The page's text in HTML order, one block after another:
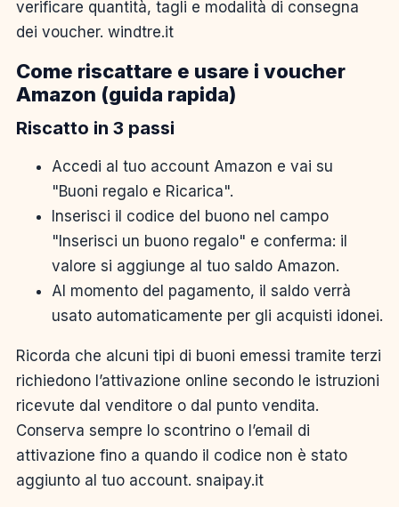
verificare quantità, tagli e modalità di consegna
dei voucher. windtre.it
Come riscattare e usare i voucher
Amazon (guida rapida)
Riscatto in 3 passi
Accedi al tuo account Amazon e vai su
"Buoni regalo e Ricarica".
Inserisci il codice del buono nel campo
"Inserisci un buono regalo" e conferma: il
valore si aggiunge al tuo saldo Amazon.
Al momento del pagamento, il saldo verrà
usato automaticamente per gli acquisti idonei.
Ricorda che alcuni tipi di buoni emessi tramite terzi
richiedono l’attivazione online secondo le istruzioni
ricevute dal venditore o dal punto vendita.
Conserva sempre lo scontrino o l’email di
attivazione fino a quando il codice non è stato
aggiunto al tuo account. snaipay.it